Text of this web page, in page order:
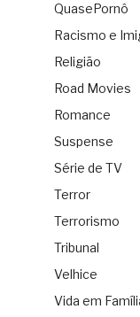
QuasePornô
Racismo e
Religião
Road Movies
Romance
Suspense
Série de TV
Terror
Terrorismo
Tribunal
Velhice
Vida em